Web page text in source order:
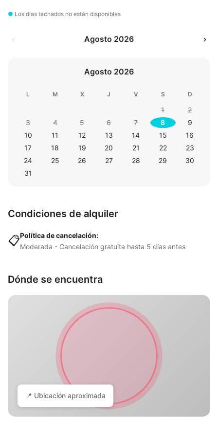
● Los días tachados no están disponibles
‹ Agosto 2026 ›
Agosto 2026
L M X J V S D
1
2
3
4 5 6 7 8
9
10
11 12 13 14 15
16
17
18 19 20 21 22
23
24
25 26 27 28 29
30
31
Condiciones de alquiler
📋Política de cancelación:
Moderada - Cancelación gratuita hasta 5 días antes
Dónde se encuentra
📍 Ubicación aproximada